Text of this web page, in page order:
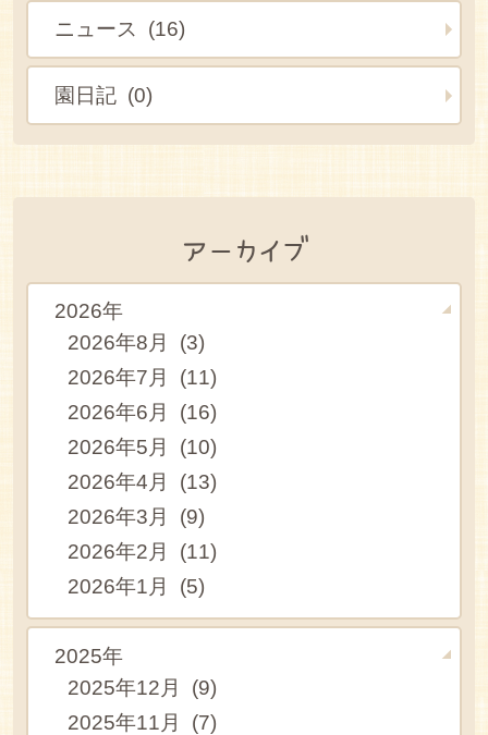
ニュース (16)
園日記 (0)
アーカイブ
2026年
2026年8月 (3)
2026年7月 (11)
2026年6月 (16)
2026年5月 (10)
2026年4月 (13)
2026年3月 (9)
2026年2月 (11)
2026年1月 (5)
2025年
2025年12月 (9)
2025年11月 (7)